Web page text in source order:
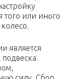
или иного
является